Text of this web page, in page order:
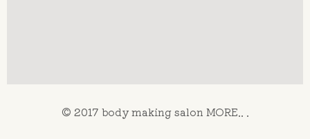
© 2017 body making salon MORE.. .